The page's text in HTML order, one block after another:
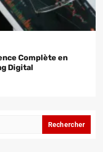
Complète en
Digital